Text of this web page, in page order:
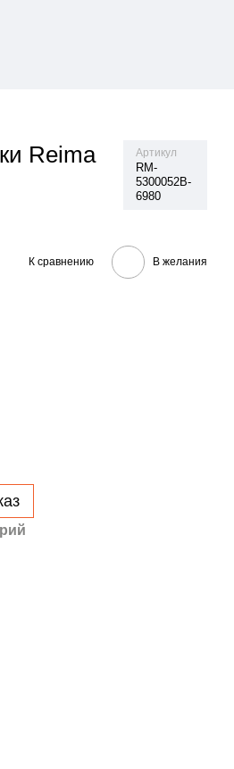
Reima
Артикул
RM-
5300052B-
6980
К сравнению В желания